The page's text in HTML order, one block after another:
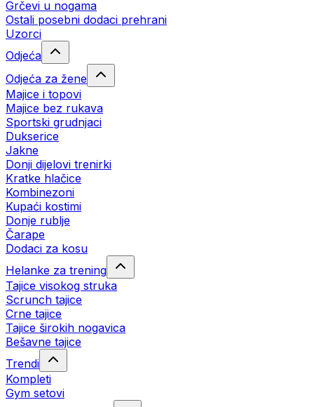
Grčevi u nogama
Ostali posebni dodaci prehrani
Uzorci
Odjeća
Odjeća za žene
Majice i topovi
Majice bez rukava
Sportski grudnjaci
Dukserice
Jakne
Donji dijelovi trenirki
Kratke hlačice
Kombinezoni
Kupaći kostimi
Donje rublje
Čarape
Dodaci za kosu
Helanke za trening
Tajice visokog struka
Scrunch tajice
Crne tajice
Tajice širokih nogavica
Bešavne tajice
Trendi
Kompleti
Gym setovi